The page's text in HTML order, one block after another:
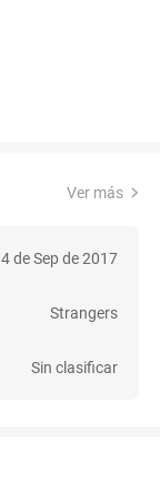
Ver más
4 de Sep de 2017
Strangers
Sin clasificar